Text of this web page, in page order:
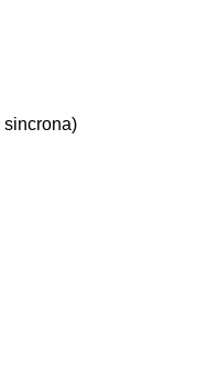
sincrona)